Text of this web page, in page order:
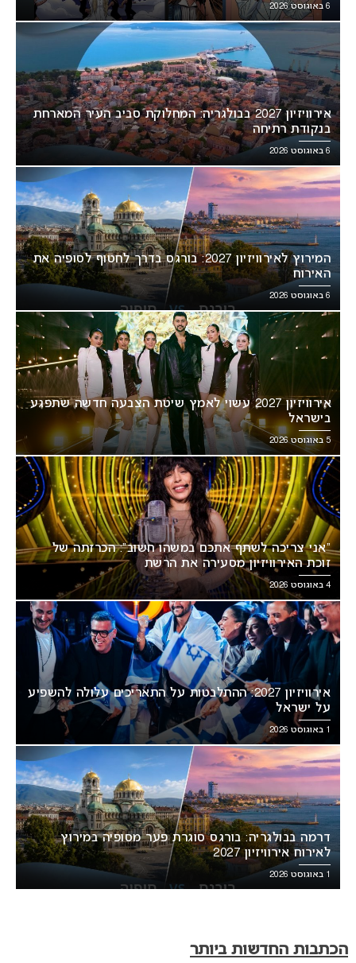
6 באוגוסט 2026
אירוויזיון 2027 בבולגריה: המחלוקת סביב העיר המארחת
בנקודת רתיחה
6 באוגוסט 2026
המירוץ לאירוויזיון 2027: בורגס בדרך לחטוף לסופיה את
האירוח
6 באוגוסט 2026
אירוויזיון 2027 עשוי לאמץ שיטת הצבעה חדשה שתפגע
בישראל
5 באוגוסט 2026
“אני צריכה לשתף אתכם במשהו חשוב”: הכרזתה של
זוכת האירוויזיון מסעירה את הרשת
4 באוגוסט 2026
אירוויזיון 2027: ההתלבטות על התאריכים עלולה להשפיע
על ישראל
1 באוגוסט 2026
דרמה בבולגריה: בורגס סוגרת פער מסופיה במירוץ
לאירוח אירוויזיון 2027
1 באוגוסט 2026
הכתבות החדשות ביותר